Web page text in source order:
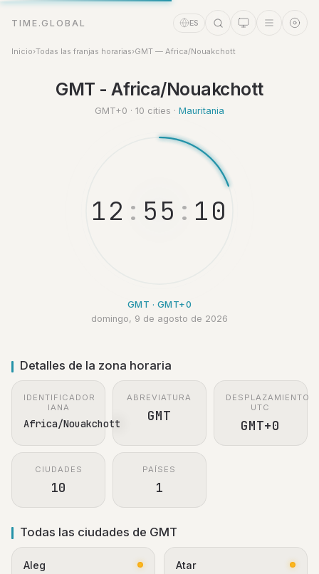
TIME.GLOBAL ES
Inicio›Todas las franjas horarias›GMT — Africa/Nouakchott
GMT - Africa/Nouakchott
GMT+0 · 10 cities · Mauritania
12 : 55 : 1 1
GMT · GMT+0
domingo, 9 de agosto de 2026
Detalles de la zona horaria
IDENTIFICADOR
IANA
Africa/Nouakchott
ABREVIATURA
GMT
DESPLAZAMIENTO
UTC
GMT+0
CIUDADES
10
PAÍSES
1
Todas las ciudades de GMT
Aleg Atar
Asistente de tiempo
Online